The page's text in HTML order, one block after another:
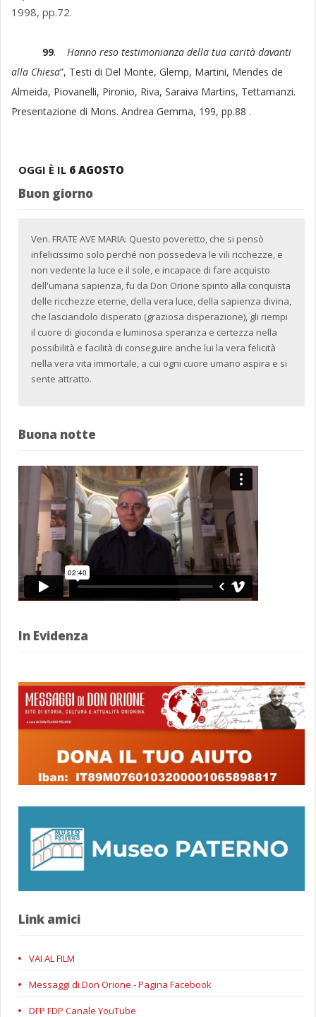
1998, pp.72.
99. Hanno reso testimonianza della tua carità davanti
alla Chiesa”, Testi di Del Monte, Glemp, Martini, Mendes de
Almeida, Piovanelli, Pironio, Riva, Saraiva Martins, Tettamanzi.
Presentazione di Mons. Andrea Gemma, 199, pp.88 .
OGGI È IL 6 AGOSTO
Buon giorno
Ven. FRATE AVE MARIA: Questo poveretto, che si pensò
infelicissimo solo perché non possedeva le vili ricchezze, e
non vedente la luce e il sole, e incapace di fare acquisto
dell'umana sapienza, fu da Don Orione spinto alla conquista
delle ricchezze eterne, della vera luce, della sapienza divina,
che lasciandolo disperato (graziosa disperazione), gli riempi
il cuore di gioconda e luminosa speranza e certezza nella
possibilità e facilità di conseguire anche lui la vera felicità
nella vera vita immortale, a cui ogni cuore umano aspira e si
sente attratto.
Buona notte
In Evidenza
Link amici
VAI AL FILM
Messaggi di Don Orione - Pagina Facebook
DFP FDP Canale YouTube